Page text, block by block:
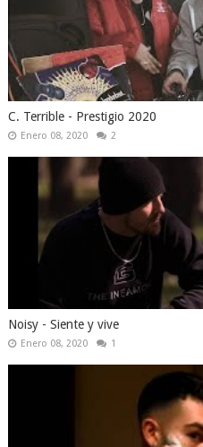
C. Terrible - Prestigio 2020
Enero 08, 2020 2
Noisy - Siente y vive
Enero 08, 2020 1